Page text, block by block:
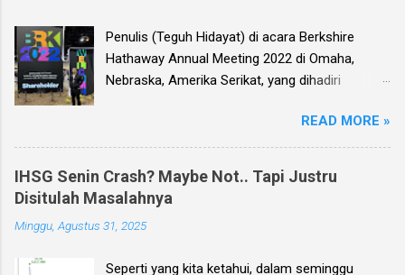
Penulis (Teguh Hidayat) di acara Berkshire
Hathaway Annual Meeting 2022 di Omaha,
Nebraska, Amerika Serikat, yang dihadiri
Buffett dan mitranya Alm. Charlie Munger. Dear
investor, seperti biasa setiap kuartal alias tiga
bulan sekali, penulis membuat Ebook
Investment Planning (EIP, dengan format PDF)
yang berisi kumpulan analisis fundamental
saham-saham pilihan di Bursa Efek Indonesia
READ MORE »
IHSG Senin Crash? Maybe Not.. Tapi Justru
Disitulah Masalahnya
Minggu, Agustus 31, 2025
Seperti yang kita ketahui, dalam seminggu